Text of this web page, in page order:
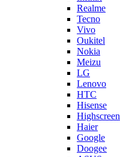
Realme
Tecno
Vivo
Oukitel
Nokia
Meizu
LG
Lenovo
HTC
Hisense
Highscreen
Haier
Google
Doogee